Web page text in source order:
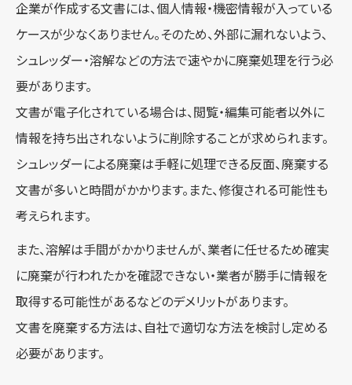
企業が作成する文書には、個人情報・機密情報が入っている
ケースが少なくありません。そのため、外部に漏れないよう、
シュレッダー・溶解などの方法で速やかに廃棄処理を行う必
要があります。
文書が電子化されている場合は、閲覧・編集可能者以外に
情報を持ち出されないように削除することが求められます。
シュレッダーによる廃棄は手軽に処理できる反面、廃棄する
文書が多いと時間がかかります。また、修復される可能性も
考えられます。
また、溶解は手間がかかりませんが、業者に任せるため確実
に廃棄が行われたかを確認できない・業者が勝手に情報を
取得する可能性があるなどのデメリットがあります。
文書を廃棄する方法は、自社で適切な方法を検討し定める
必要があります。